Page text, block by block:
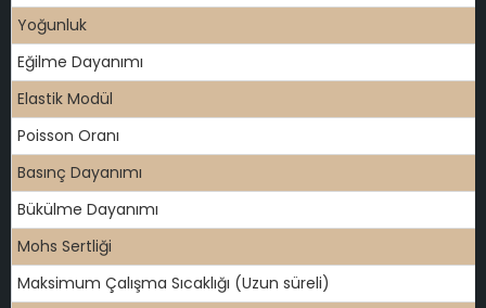
Yoğunluk
Eğilme Dayanımı
Elastik Modül
Poisson Oranı
Basınç Dayanımı
Bükülme Dayanımı
Mohs Sertliği
Maksimum Çalışma Sıcaklığı (Uzun süreli)